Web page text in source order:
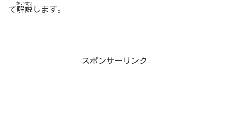
て解説
かいせつ
します。
スポンサーリンク